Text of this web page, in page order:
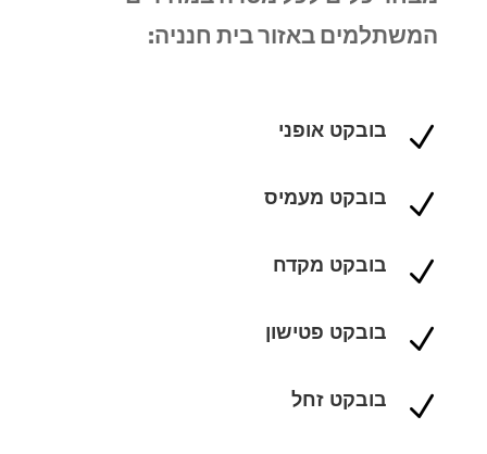
המשתלמים באזור בית חנניה:
N בובקט אופני
N בובקט מעמיס
N בובקט מקדח
N בובקט פטישון
N בובקט זחל